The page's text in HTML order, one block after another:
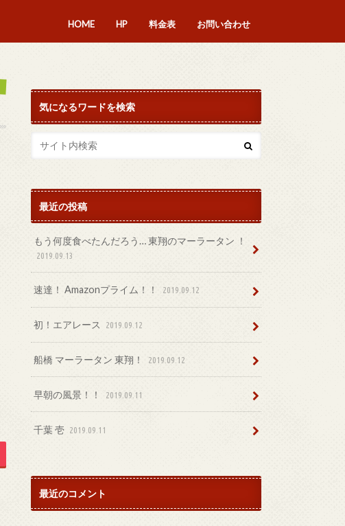
HOME HP 料金表 お問い合わせ
気になるワードを検索
最近の投稿
もう何度食べたんだろう… 東翔のマーラータン ！
2019.09.13
速達！ Amazonプライム！！ 2019.09.12
初！エアレース 2019.09.12
船橋 マーラータン 東翔！ 2019.09.12
早朝の風景！！ 2019.09.11
千葉 壱 2019.09.11
最近のコメント